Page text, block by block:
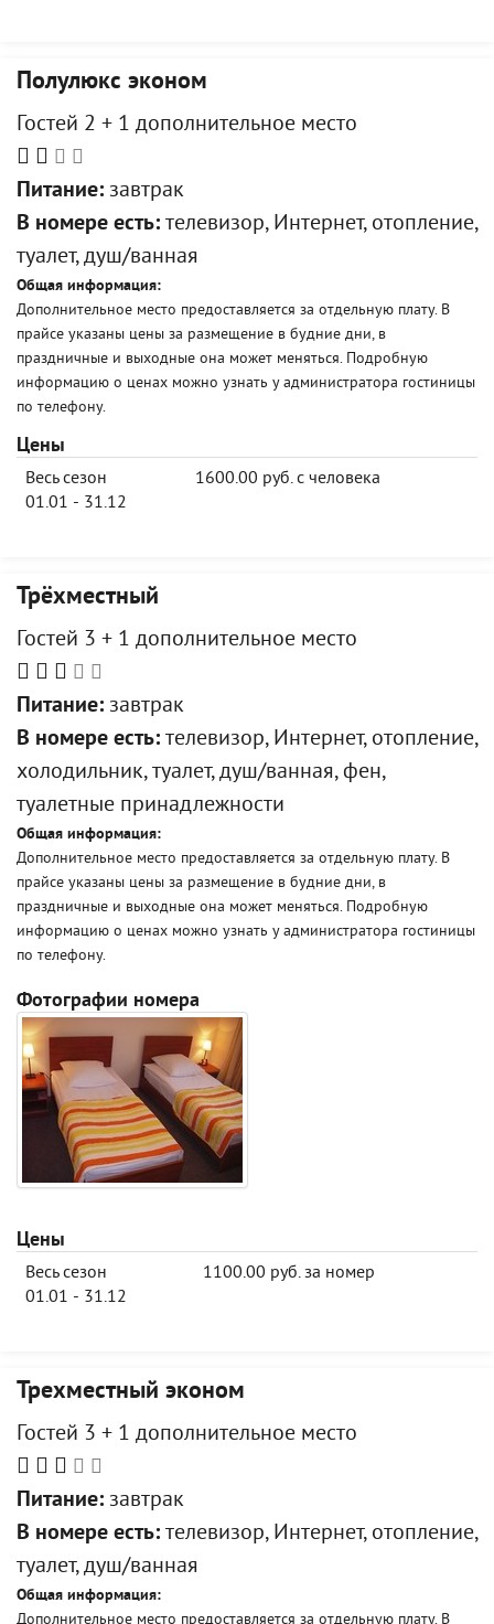
Полулюкс эконом
Гостей 2 + 1 дополнительное место
Питание: завтрак
В номере есть: телевизор, Интернет, отопление,
туалет, душ/ванная
Общая информация:
Дополнительное место предоставляется за отдельную плату. В
прайсе указаны цены за размещение в будние дни, в
праздничные и выходные она может меняться. Подробную
информацию о ценах можно узнать у администратора гостиницы
по телефону.
Цены
Весь сезон
01.01 - 31.12
1600.00 руб. с человека
Трёхместный
Гостей 3 + 1 дополнительное место
Питание: завтрак
В номере есть: телевизор, Интернет, отопление,
холодильник, туалет, душ/ванная, фен,
туалетные принадлежности
Общая информация:
Дополнительное место предоставляется за отдельную плату. В
прайсе указаны цены за размещение в будние дни, в
праздничные и выходные она может меняться. Подробную
информацию о ценах можно узнать у администратора гостиницы
по телефону.
Фотографии номера
Цены
Весь сезон
01.01 - 31.12
1100.00 руб. за номер
Трехместный эконом
Гостей 3 + 1 дополнительное место
Питание: завтрак
В номере есть: телевизор, Интернет, отопление,
туалет, душ/ванная
Общая информация:
Дополнительное место предоставляется за отдельную плату. В